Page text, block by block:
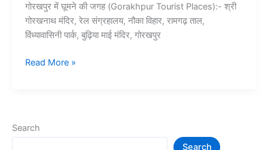
गोरखपुर में घूमने की जगह (Gorakhpur Tourist Places):- श्री
गोरखनाथ मंदिर, रेल संग्रहालय, नौका विहार, रामगढ़ ताल,
विंध्यावासिनी पार्क, बुढ़िया माई मंदिर, गोरखपुर
10+
जगह
Read More »
Search
Search